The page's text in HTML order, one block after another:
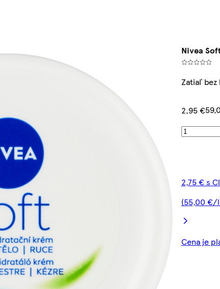
Nivea
Zatiaľ bez
2,95 €
2,75 € s
(55,00 €/
Cena je